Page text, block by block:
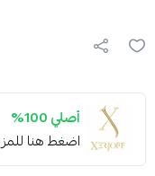
أصلي 100%
اضغط هنا